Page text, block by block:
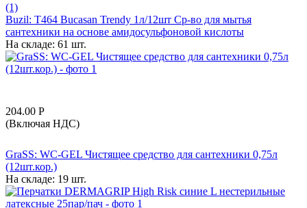
(1)
Buzil: T464 Bucasan Trendy 1л/12шт Ср-во для мытья
сантехники на основе амидосульфоновой кислоты
На складе: 61 шт.
204.00 Р
(Включая НДС)
GraSS: WC-GEL Чистящее средство для сантехники 0,75л
(12шт.кор.)
На складе: 19 шт.